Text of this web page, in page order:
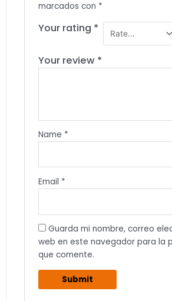
marcados con *
Your rating *
Your review *
Name *
Email *
Guarda mi nombre, correo
web en este navegador para la
que comente.